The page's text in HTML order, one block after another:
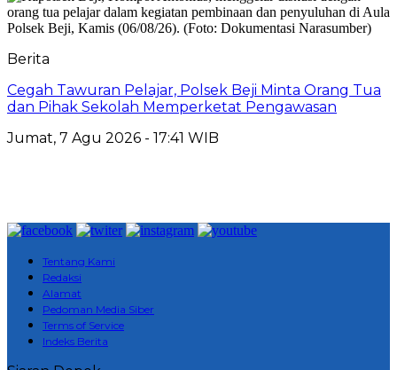
Berita
Cegah Tawuran Pelajar, Polsek Beji Minta Orang Tua
dan Pihak Sekolah Memperketat Pengawasan
Jumat, 7 Agu 2026 - 17:41 WIB
Tentang Kami
Redaksi
Alamat
Pedoman Media Siber
Terms of Service
Indeks Berita